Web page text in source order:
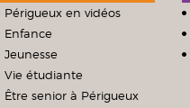
Périgueux en vidéos
Enfance
Jeunesse
Vie étudiante
Être senior à Périgueux